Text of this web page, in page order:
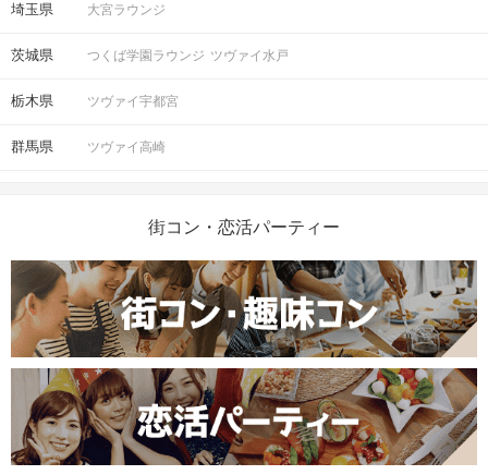
埼玉県 大宮ラウンジ
茨城県 つくば学園ラウンジ ツヴァイ水戸
栃木県 ツヴァイ宇都宮
群馬県 ツヴァイ高崎
街コン・恋活パーティー